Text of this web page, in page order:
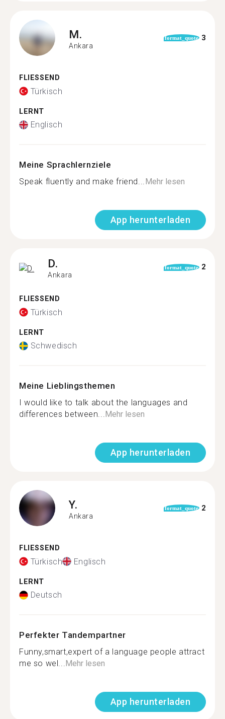
M.
Ankara
format_quote 3
FLIESSEND
Türkisch
LERNT
Englisch
Meine Sprachlernziele
Speak fluently and make friend...Mehr lesen
App herunterladen
D.
Ankara
format_quote 2
FLIESSEND
Türkisch
LERNT
Schwedisch
Meine Lieblingsthemen
I would like to talk about the languages and
differences between...Mehr lesen
App herunterladen
Y.
Ankara
format_quote 2
FLIESSEND
Türkisch Englisch
LERNT
Deutsch
Perfekter Tandempartner
Funny,smart,expert of a language people attract
me so wel...Mehr lesen
App herunterladen